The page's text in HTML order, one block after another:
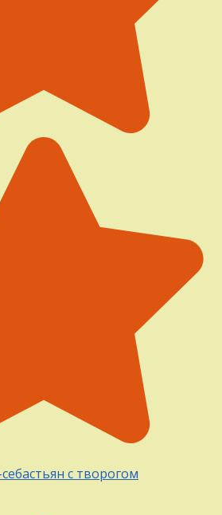
с творогом